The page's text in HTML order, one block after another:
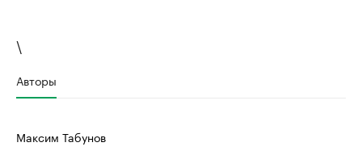
\
Авторы
Максим Табунов